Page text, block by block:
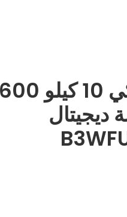
ديجيتال